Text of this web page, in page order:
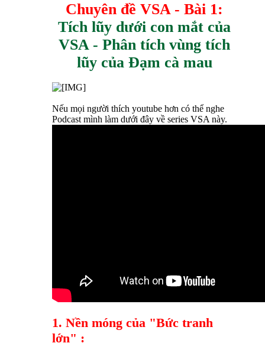
Chuyên đề VSA - Bài 1:
Tích lũy dưới con mắt của
VSA - Phân tích vùng tích
lũy của Đạm cà mau
Nếu mọi người thích youtube hơn có thể nghe
Podcast mình làm dưới đây về series VSA này.
1. Nền móng của "Bức tranh
lớn" :